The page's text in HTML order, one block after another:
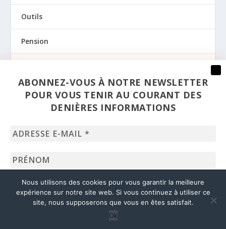
ABONNEZ-VOUS À NOTRE NEWSLETTER
POUR VOUS TENIR AU COURANT DES
DENIÈRES INFORMATIONS
Adresse
*
Prénom
Nom
Outils
Pension
Regards
Sexualité
Uncategorized
Nous utilisons des cookies pour vous garantir la meilleure
expérience sur notre site web. Si vous continuez à utiliser ce
site, nous supposerons que vous en êtes satisfait.
Ok